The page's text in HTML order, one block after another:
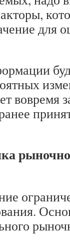
для
вовремя